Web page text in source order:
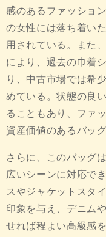
感のあるファッショ
の女性には落ち着い
用されている。また
により、過去の巾着
り、中古市場では希
めている。状態の良
ることもあり、ファ
資産価値のあるバッ
さらに、このバッグ
広いシーンに対応で
スやジャケットスタ
印象を与え、デニム
せれば程よい高級感